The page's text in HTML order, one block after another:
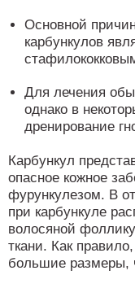
Основной
карбункулов
Для лечения
однако в
дренирование
Карбункул
опасное кожное
фурункулезом. В
при карбункуле
волосяной
ткани. Как
большие размеры,